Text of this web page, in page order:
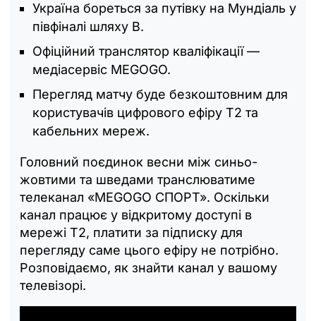
Україна бореться за путівку на Мундіаль у
півфіналі шляху B.
Офіційний транслятор кваліфікації —
медіасервіс MEGOGO.
Перегляд матчу буде безкоштовним для
користувачів цифрового ефіру Т2 та
кабельних мереж.
Головний поєдинок весни між синьо-
жовтими та шведами транслюватиме
телеканал «MEGOGO СПОРТ». Оскільки
канал працює у відкритому доступі в
мережі Т2, платити за підписку для
перегляду саме цього ефіру не потрібно.
Розповідаємо, як знайти канал у вашому
телевізорі.